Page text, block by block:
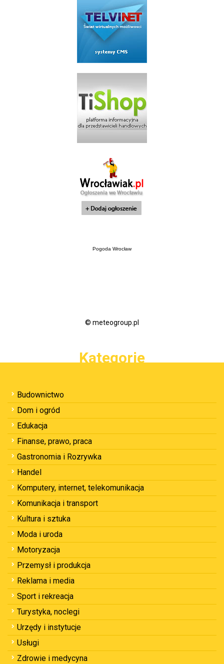
Pogoda Wrocław
© meteogroup.pl
Kategorie
Budownictwo
Dom i ogród
Edukacja
Finanse, prawo, praca
Gastronomia i Rozrywka
Handel
Komputery, internet, telekomunikacja
Komunikacja i transport
Kultura i sztuka
Moda i uroda
Motoryzacja
Przemysł i produkcja
Reklama i media
Sport i rekreacja
Turystyka, noclegi
Urzędy i instytucje
Usługi
Zdrowie i medycyna